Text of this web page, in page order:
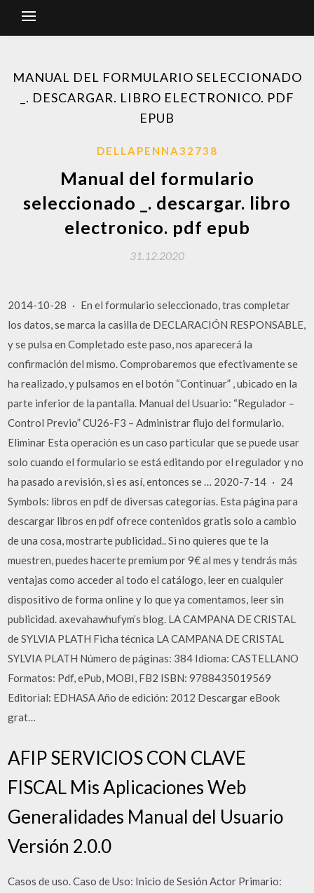
MANUAL DEL FORMULARIO SELECCIONADO
_. DESCARGAR. LIBRO ELECTRONICO. PDF
EPUB
DELLAPENNA32738
Manual del formulario
seleccionado _. descargar. libro
electronico. pdf epub
31.12.2020
2014-10-28 · En el formulario seleccionado, tras completar
los datos, se marca la casilla de DECLARACIÓN RESPONSABLE,
y se pulsa en Completado este paso, nos aparecerá la
confirmación del mismo. Comprobaremos que efectivamente se
ha realizado, y pulsamos en el botón “Continuar” , ubicado en la
parte inferior de la pantalla. Manual del Usuario: “Regulador –
Control Previo” CU26-F3 – Administrar flujo del formulario.
Eliminar Esta operación es un caso particular que se puede usar
solo cuando el formulario se está editando por el regulador y no
ha pasado a revisión, si es así, entonces se … 2020-7-14 · 24
Symbols: libros en pdf de diversas categorías. Esta página para
descargar libros en pdf ofrece contenidos gratis solo a cambio
de una cosa, mostrarte publicidad.. Si no quieres que te la
muestren, puedes hacerte premium por 9€ al mes y tendrás más
ventajas como acceder al todo el catálogo, leer en cualquier
dispositivo de forma online y lo que ya comentamos, leer sin
publicidad. axevahawhufym’s blog. LA CAMPANA DE CRISTAL
de SYLVIA PLATH Ficha técnica LA CAMPANA DE CRISTAL
SYLVIA PLATH Número de páginas: 384 Idioma: CASTELLANO
Formatos: Pdf, ePub, MOBI, FB2 ISBN: 9788435019569
Editorial: EDHASA Año de edición: 2012 Descargar eBook
grat…
AFIP SERVICIOS CON CLAVE
FISCAL Mis Aplicaciones Web
Generalidades Manual del Usuario
Versión 2.0.0
Casos de uso. Caso de Uso: Inicio de Sesión Actor Primario: